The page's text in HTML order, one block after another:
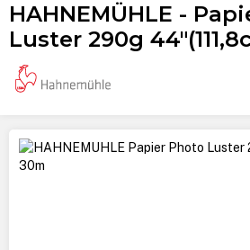
HAHNEMÜHLE -
Luster 290g
Ignorer la galerie d'images